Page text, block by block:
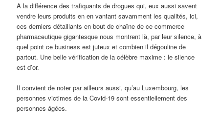
A la différence des trafiquants de drogues qui, eux aussi savent
vendre leurs produits en en vantant savamment les qualités, ici,
ces derniers détaillants en bout de chaîne de ce commerce
pharmaceutique gigantesque nous montrent là, par leur silence, à
quel point ce business est juteux et combien il dégouline de
partout. Une belle vérification de la célèbre maxime : le silence
est d’or.
Il convient de noter par ailleurs aussi, qu’au Luxembourg, les
personnes victimes de la Covid-19 sont essentiellement des
personnes âgées.